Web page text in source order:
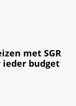
met SGR
budget